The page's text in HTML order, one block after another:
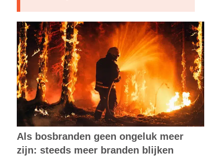
Als bosbranden geen ongeluk meer
zijn: steeds meer branden blijken